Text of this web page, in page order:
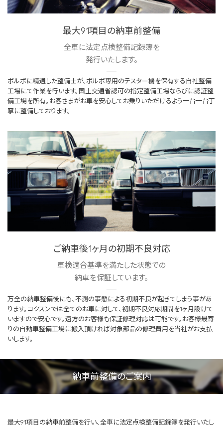
最大91項目の納車前整備
全車に法定点検整備記録簿を
発行いたします。
ボルボに精通した整備士が、ボルボ専用のテスター機を保有する自社整備
工場にて作業を行います。国土交通省認可の指定整備工場ならびに認証整
備工場を所有。お客さまがお車を安心してお乗りいただけるよう一台一台丁
寧に整備しております。
ご納車後1ヶ月の初期不良対応
車検適合基準を満たした状態での
納車を保証しています。
万全の納車整備後にも、不測の事態による初期不良が起きてしまう事があ
ります。コクスンでは全てのお車に対して、初期不良対応期間を1ヶ月設けて
いますので安心です。遠方のお客様も保証修理対応は可能です。お客様最寄
りの自動車整備工場に搬入頂ければ対象部品の修理費用を当社がお支払
いします。
納車前整備のご案内
最大91項目の納車前整備を行い、全車に法定点検整備記録簿を発行いたし